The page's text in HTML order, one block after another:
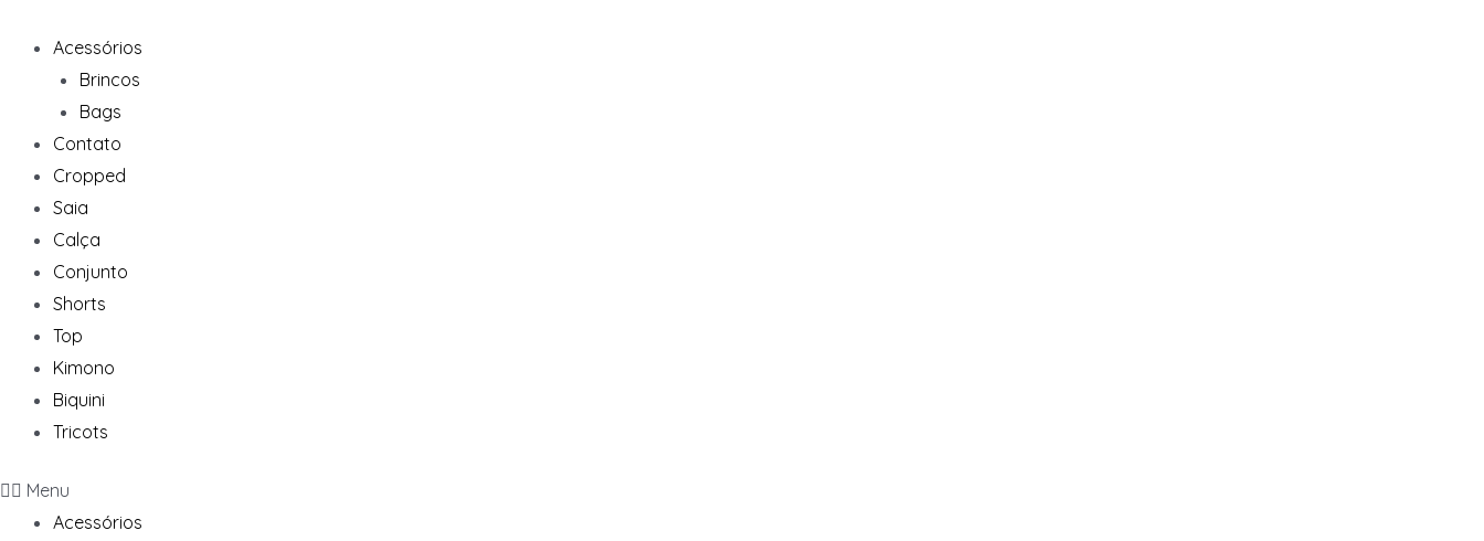
para
conteúdo
Acessórios
Brincos
Bags
Contato
Cropped
Saia
Calça
Conjunto
Shorts
Top
Kimono
Biquini
Tricots
Menu
Acessórios